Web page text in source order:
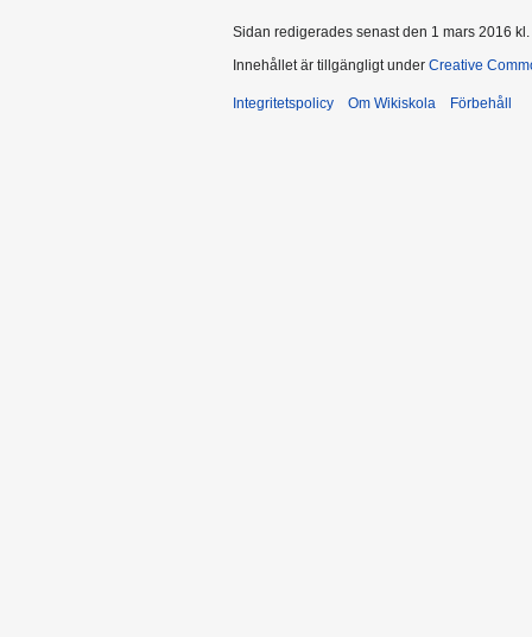
Sidan redigerades senast den 1 mars 2016
Innehållet är tillgängligt under Creative
Integritetspolicy Om Wikiskola Förbehåll